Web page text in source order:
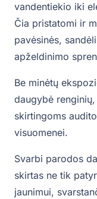
vandentiekio iki
Čia pristatomi ir
pavėsinės,
apželdinimo
Be minėtų
daugybė
skirtingoms
visuomenei.
Svarbi parodos
skirtas ne tik
jaunimui,